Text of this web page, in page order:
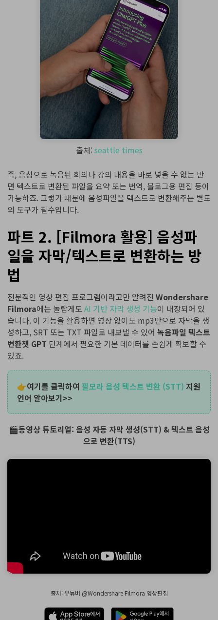
출처:seattle times
즉, 음성으로 녹음된 회의나 강의 내용을 바로 넣을 수 없는 반
면 텍스트로 변환된 파일을 요약 또는 번역, 블로그용 편집 등이
가능하죠. 그렇기 때문에 음성파일을 텍스트로 변환해주는 별도
의 도구가 필수입니다.
파트 2. [Filmora 활용] 음성파
일을 자막/텍스트로 변환하는 방
법
전문적인 영상 편집 프로그램이라고만 알려진 Wondershare
Filmora에는 놀랍게도 AI 기반 자막 생성 기능이 내장되어 있
습니다. 이 기능을 활용하면 영상 없이도 mp3만으로 자막을 생
성하고, SRT 또는 TXT 파일로 내보낼 수 있어 녹음파일 텍스트
변환챗 GPT 단계에서 필요한 기본 데이터를 손쉽게 확보할 수
있죠.
👉여기를 클릭하여필모라 음성 텍스트 변환 (STT) 지원
언어 알아보기>>
🎬동영상 튜토리얼: 음성 자동 자막 생성(STT) & 텍스트 음성
으로 변환(TTS)
출처: 유튜버 @Wondershare Filmora 영상편집